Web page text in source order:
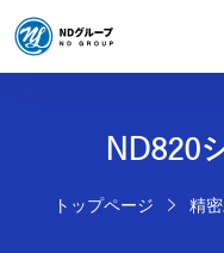
ND820
トップページ 精